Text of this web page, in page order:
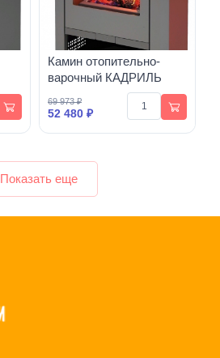
Камин отопительно-
варочный КАДРИЛЬ
69 973 ₽
52 480 ₽
Показать еще